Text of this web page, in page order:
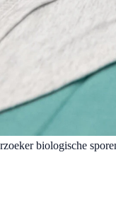
biologische